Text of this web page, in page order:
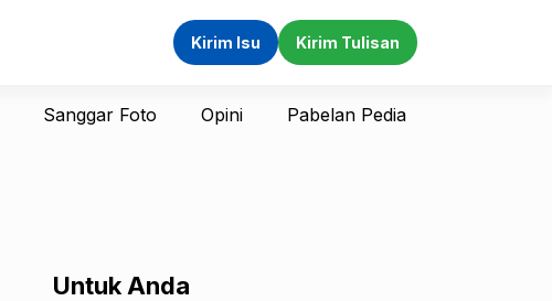
Kirim Isu Kirim Tulisan
Sanggar Foto Opini Pabelan Pedia
Untuk Anda